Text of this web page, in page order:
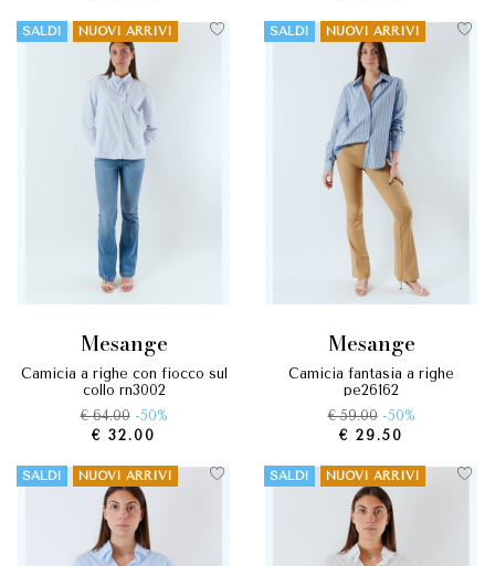
SALDI NUOVI ARRIVI
mesange
camicia a righe con fiocco sul
collo rn3002
€ 64.00 -50%
€ 32.00
SALDI NUOVI ARRIVI
mesange
camicia fantasia a righe
pe26162
€ 59.00 -50%
€ 29.50
SALDI NUOVI ARRIVI SALDI NUOVI ARRIVI